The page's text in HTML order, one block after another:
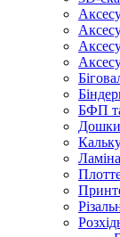
БФП
Дошки